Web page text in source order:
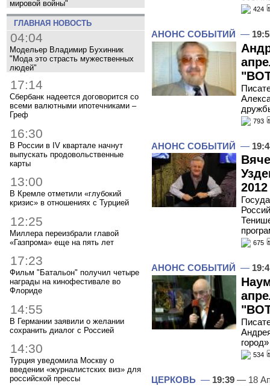
мировой войны"
ГЛАВНАЯ НОВОСТЬ
04:04
Модельер Владимир Бухинник
"Мода это страсть мужественных
людей"
17:14
Сбербанк надеется договорится со
всеми валютными ипотечниками –
Греф
16:30
В России в IV квартале начнут
выпускать продовольственные
карты
13:00
В Кремле отметили «глубокий
кризис» в отношениях с Турцией
12:25
Миллера переизбрали главой
«Газпрома» еще на пять лет
17:23
Фильм "Батальон" получил четыре
награды на кинофестивале во
Флориде
14:55
В Германии заявили о желании
сохранить диалог с Россией
14:30
Турция уведомила Москву о
введении «журналистских виз» для
российской прессы
424
АНОНС СОБЫТИЙ —
793
АНОНС СОБЫТИЙ —
675
АНОНС СОБЫТИЙ —
город»
534
ЦЕРКОВЬ — 19:39 — 18